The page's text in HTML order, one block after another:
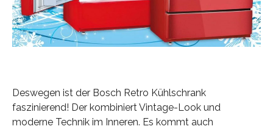
Deswegen ist der Bosch Retro Kühlschrank
faszinierend! Der kombiniert Vintage-Look und
moderne Technik im Inneren. Es kommt auch